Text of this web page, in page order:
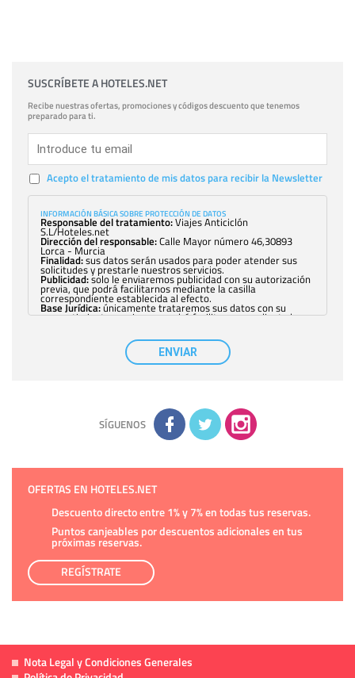
SUSCRÍBETE A HOTELES.NET
Recibe nuestras ofertas, promociones y códigos descuento que tenemos
preparado para ti.
Acepto el tratamiento de mis datos para recibir la Newsletter
INFORMACIÓN BÁSICA SOBRE PROTECCIÓN DE DATOS
Responsable del tratamiento:Viajes Anticiclón
S.L/Hoteles.net
Dirección del responsable:Calle Mayor número 46,30893
Lorca - Murcia
Finalidad:sus datos serán usados para poder atender sus
solicitudes y prestarle nuestros servicios.
Publicidad:solo le enviaremos publicidad con su autorización
previa, que podrá facilitarnos mediante la casilla
correspondiente establecida al efecto.
Base Jurídica:únicamente trataremos sus datos con su
consentimiento previo, que podrá facilitarnos mediante la
con carácter general, sólo el personal de
nuestra entidad que esté debidamente autorizado podrá
tener conocimiento de la información que le pedimos. No se
comunicarán datos a terceros.
adicional y detallada sobre cómo tratamos sus datos en la
política de privacidad
ENVIAR
SÍGUENOS
OFERTAS EN HOTELES.NET
Descuento directo entre 1% y 7% en todas tus reservas.
Puntos canjeables por descuentos adicionales en tus
próximas reservas.
REGÍSTRATE
Nota Legal y Condiciones Generales